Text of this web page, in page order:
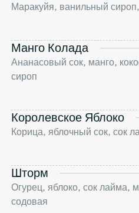
Маракуйя, ванильный
Манго Колада
Ананасовый сок, манго,
сироп
Королевское Яблоко
Корица, яблочный сок, сок
Шторм
Огурец, яблоко, сок лайма,
содовая